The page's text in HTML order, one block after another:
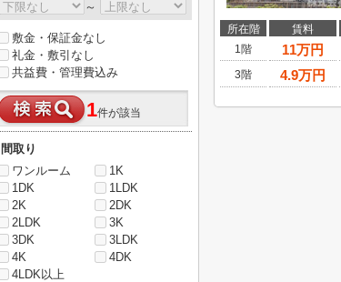
所在階 賃料
1階
11万円
3階
4.9万円
～
敷金・保証金なし
礼金・敷引なし
共益費・管理費込み
1件が該当
間取り
ワンルーム
1K
1DK
1LDK
2K
2DK
2LDK
3K
3DK
3LDK
4K
4DK
4LDK以上